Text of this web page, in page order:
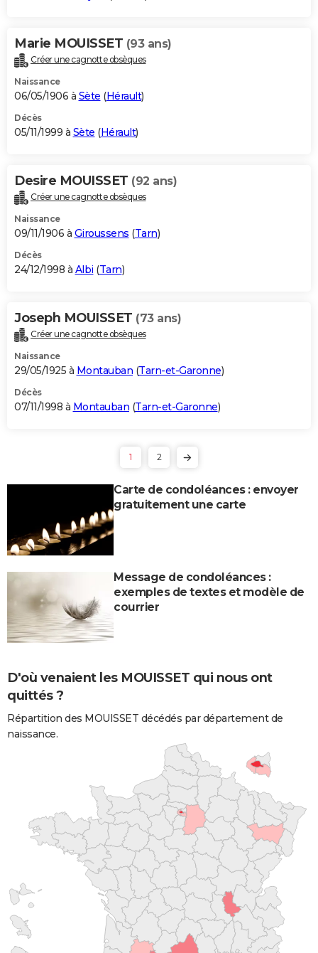
Marie MOUISSET (93 ans)
Créer une cagnotte obsèques
Naissance
06/05/1906 à Sète (Hérault)
Décès
05/11/1999 à Sète (Hérault)
Desire MOUISSET (92 ans)
Créer une cagnotte obsèques
Naissance
09/11/1906 à Giroussens (Tarn)
Décès
24/12/1998 à Albi (Tarn)
Joseph MOUISSET (73 ans)
Créer une cagnotte obsèques
Naissance
29/05/1925 à Montauban (Tarn-et-Garonne)
Décès
07/11/1998 à Montauban (Tarn-et-Garonne)
1 2
Carte de condoléances : envoyer
gratuitement une carte
Message de condoléances :
exemples de textes et modèle de
courrier
D'où venaient les MOUISSET qui nous ont
quittés ?
Répartition des MOUISSET décédés par département de
naissance.